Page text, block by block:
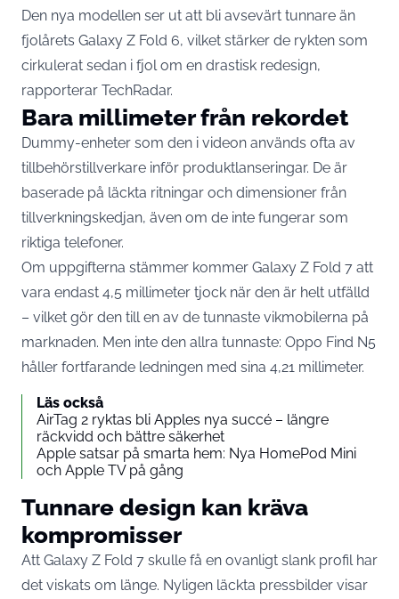
Den nya modellen ser ut att bli avsevärt tunnare än
fjolårets Galaxy Z Fold 6, vilket stärker de rykten som
cirkulerat sedan i fjol om en drastisk redesign,
rapporterar TechRadar.
Bara millimeter från rekordet
Dummy-enheter som den i videon används ofta av
tillbehörstillverkare inför produktlanseringar. De är
baserade på läckta ritningar och dimensioner från
tillverkningskedjan, även om de inte fungerar som
riktiga telefoner.
Om uppgifterna stämmer kommer Galaxy Z Fold 7 att
vara endast 4,5 millimeter tjock när den är helt utfälld
– vilket gör den till en av de tunnaste vikmobilerna på
marknaden. Men inte den allra tunnaste: Oppo Find N5
håller fortfarande ledningen med sina 4,21 millimeter.
Läs också
AirTag 2 ryktas bli Apples nya succé – längre
räckvidd och bättre säkerhet
Apple satsar på smarta hem: Nya HomePod Mini
och Apple TV på gång
Tunnare design kan kräva
kompromisser
Att Galaxy Z Fold 7 skulle få en ovanligt slank profil har
det viskats om länge. Nyligen läckta pressbilder visar